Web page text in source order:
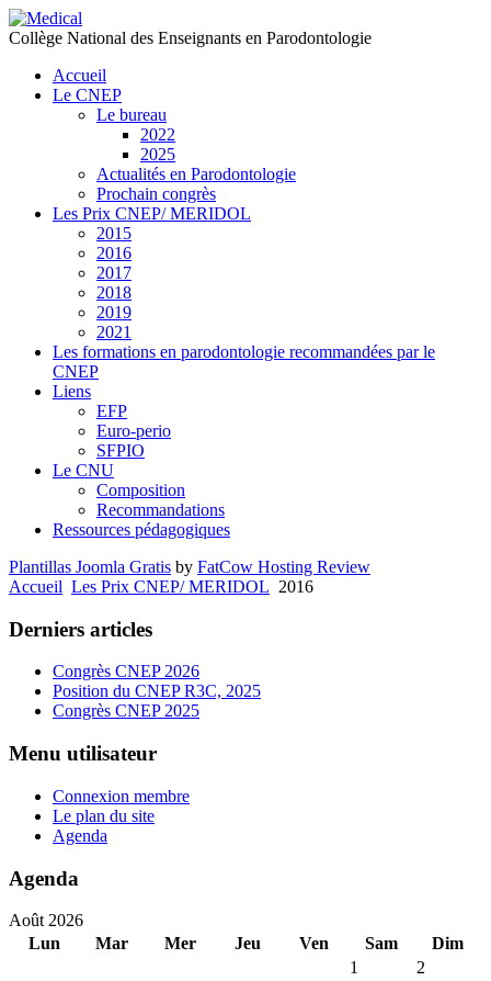
Collège National des Enseignants en Parodontologie
Accueil
Le CNEP
Le bureau
2022
2025
Actualités en Parodontologie
Prochain congrès
Les Prix CNEP/ MERIDOL
2015
2016
2017
2018
2019
2021
Les formations en parodontologie recommandées par le
CNEP
Liens
EFP
Euro-perio
SFPIO
Le CNU
Composition
Recommandations
Ressources pédagogiques
Plantillas Joomla Gratis by FatCow Hosting Review
Accueil Les Prix CNEP/ MERIDOL 2016
Derniers articles
Congrès CNEP 2026
Position du CNEP R3C, 2025
Congrès CNEP 2025
Menu utilisateur
Connexion membre
Le plan du site
Agenda
Agenda
précédente
précédent
suivante
suivant
Août 2026
Lun
Mar Mer Jeu Ven Sam
Dim
1
2